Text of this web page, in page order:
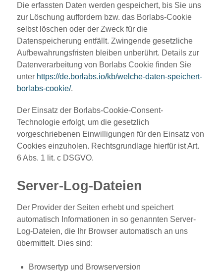
Die erfassten Daten werden gespeichert, bis Sie uns
zur Löschung auffordern bzw. das Borlabs-Cookie
selbst löschen oder der Zweck für die
Datenspeicherung entfällt. Zwingende gesetzliche
Aufbewahrungsfristen bleiben unberührt. Details zur
Datenverarbeitung von Borlabs Cookie finden Sie
unter https://de.borlabs.io/kb/welche-daten-speichert-
borlabs-cookie/.
Der Einsatz der Borlabs-Cookie-Consent-
Technologie erfolgt, um die gesetzlich
vorgeschriebenen Einwilligungen für den Einsatz von
Cookies einzuholen. Rechtsgrundlage hierfür ist Art.
6 Abs. 1 lit. c DSGVO.
Server-Log-Dateien
Der Provider der Seiten erhebt und speichert
automatisch Informationen in so genannten Server-
Log-Dateien, die Ihr Browser automatisch an uns
übermittelt. Dies sind:
Browsertyp und Browserversion